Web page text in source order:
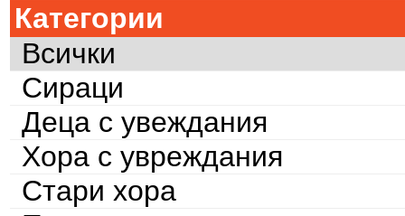
Категории
Всички
Сираци
Деца с увеждания
Хора с увреждания
Стари хора